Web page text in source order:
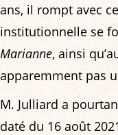
ans, il rompt avec
institutionnelle se
Marianne, ainsi
apparemment pas
M. Julliard a
daté du 16 août